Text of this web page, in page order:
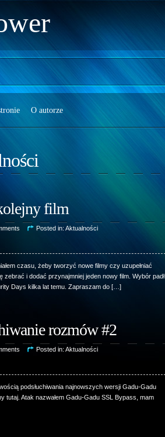
O autorze
film
Posted in: Aktualności
czasu, żeby tworzyć nowe filmy czy uzupełniać
zebrać i dodać przynajmniej jeden nowy film. Wybór padł
Days kilka lat temu. Zapraszam do […]
rozmów #2
Posted in: Aktualności
podsłuchiwania najnowszych wersji Gadu-Gadu
Atak nazwałem Gadu-Gadu SSL Bypass, mam